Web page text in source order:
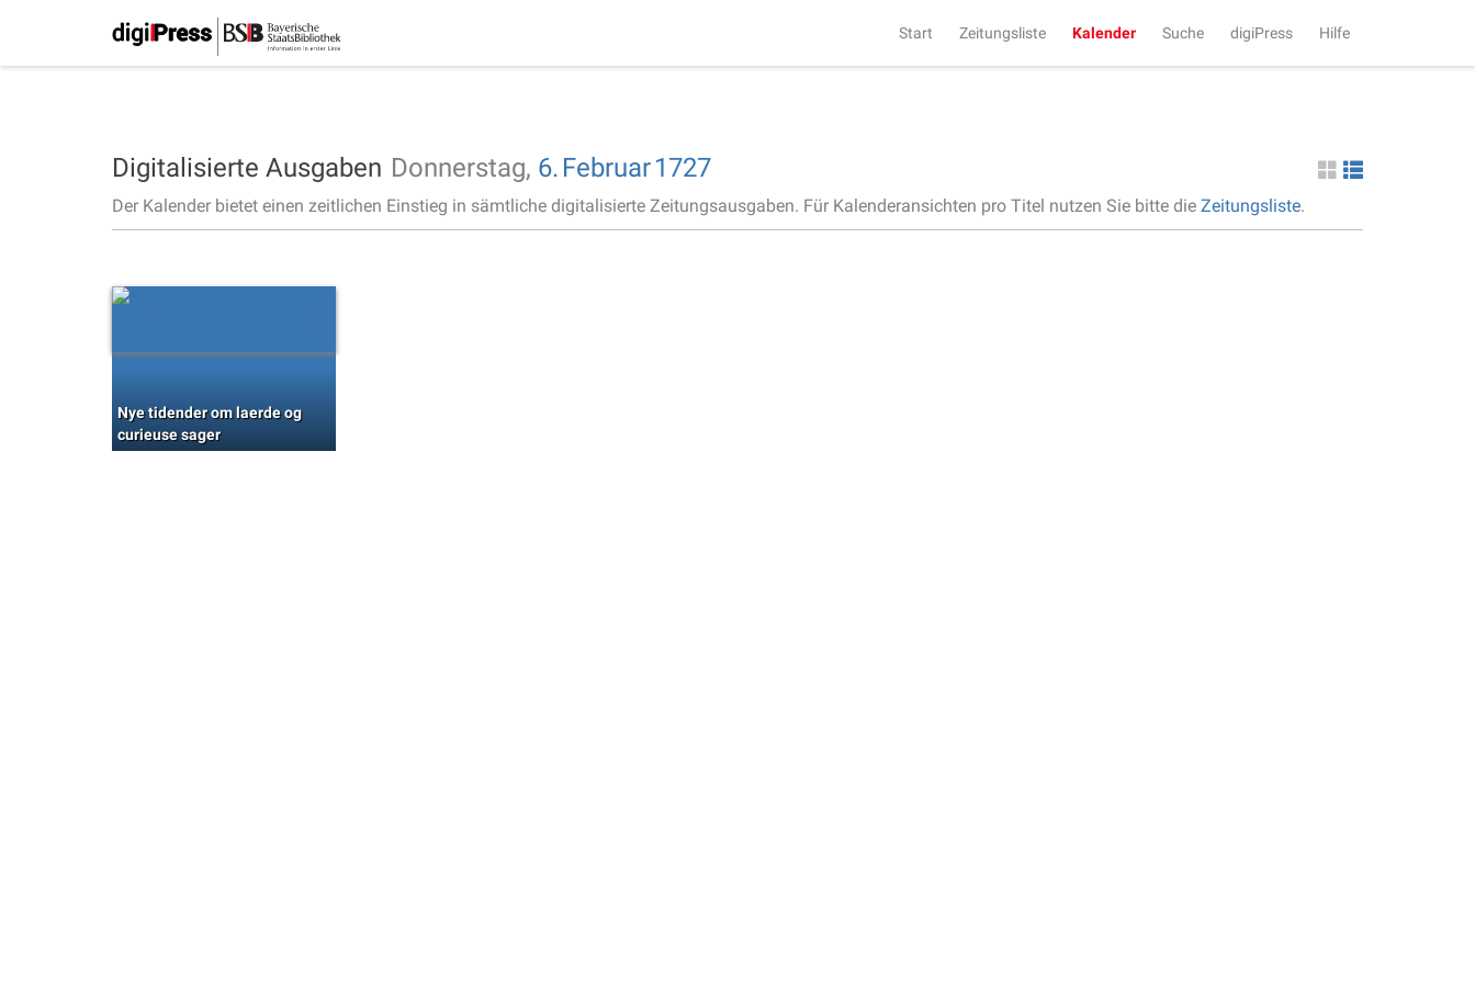
Start Zeitungsliste Kalender Suche digiPress Hilfe
Digitalisierte Ausgaben Donnerstag, 6. Februar1727
Der Kalender bietet einen zeitlichen Einstieg in sämtliche digitalisierte Zeitungsausgaben. Für Kalenderansichten pro Titel nutzen Sie bitte die Zeitungsliste.
Nye tidender om laerde og
curieuse sager